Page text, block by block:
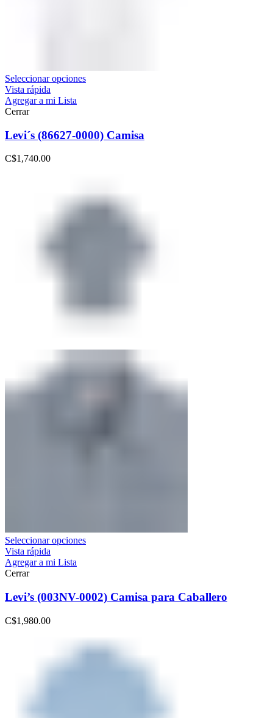
Seleccionar opciones
Vista rápida
Agregar a mi Lista
Cerrar
Levi´s (86627-0000) Camisa
C$1,740.00
Seleccionar opciones
Vista rápida
Agregar a mi Lista
Cerrar
Levi’s (003NV-0002) Camisa para Caballero
C$1,980.00